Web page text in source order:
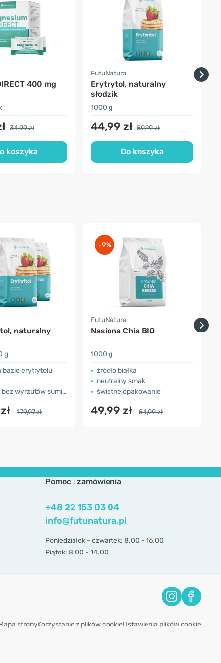
400 mg
34,99 zł
koszyka
FutuNatura
Erytrytol, naturalny
słodzik
1000 g
44,99 zł 59,99 zł
Do koszyka
naturalny
g
bazie erytrytolu
wyrzutów sumienia
179,97 zł
-9%
FutuNatura
Nasiona Chia BIO
1000 g
źródło białka
neutralny smak
świetne opakowanie
49,99 zł 54,99 zł
Pomoc i zamówienia
+48 22 153 03 04
info@futunatura.pl
Poniedziałek - czwartek: 8.00 - 16.00
Piątek: 8.00 - 14.00
stronyKorzystanie z plików cookieUstawienia plików cookie